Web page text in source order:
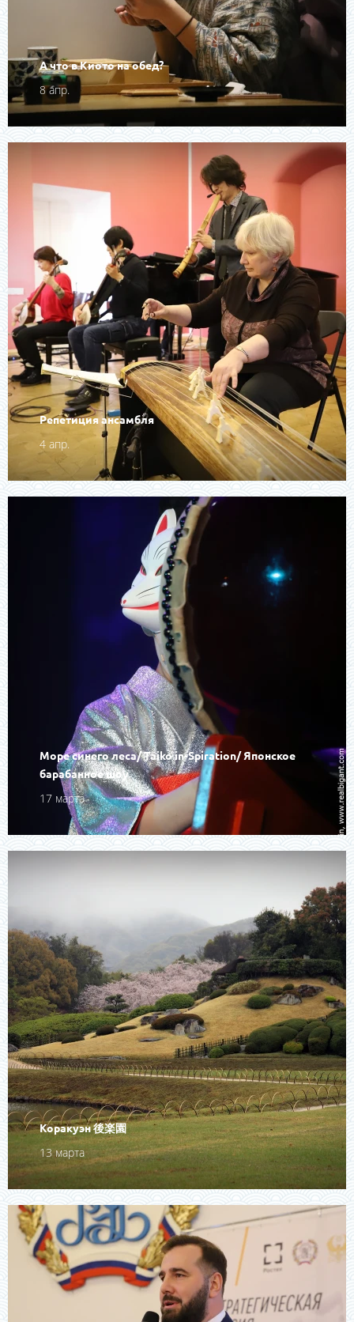
А что в Киото на обед?
8 апр.
Репетиция ансамбля
4 апр.
Море синего леса/ Taiko in-Spiration/ Японское
барабанное шоу
17 марта
Коракуэн 後楽園
13 марта